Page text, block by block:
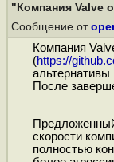
"Компания Valve
Сообщение от
Компания
(https://
После
скорости
полностью